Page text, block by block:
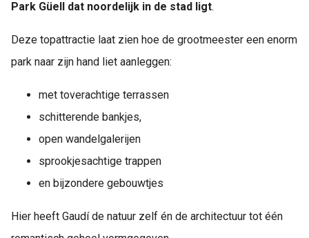
Park Güell dat noordelijk in de stad ligt.
Deze topattractie laat zien hoe de grootmeester een enorm
park naar zijn hand liet aanleggen:
met toverachtige terrassen
schitterende bankjes,
open wandelgalerijen
sprookjesachtige trappen
en bijzondere gebouwtjes
Hier heeft Gaudí de natuur zelf én de architectuur tot één